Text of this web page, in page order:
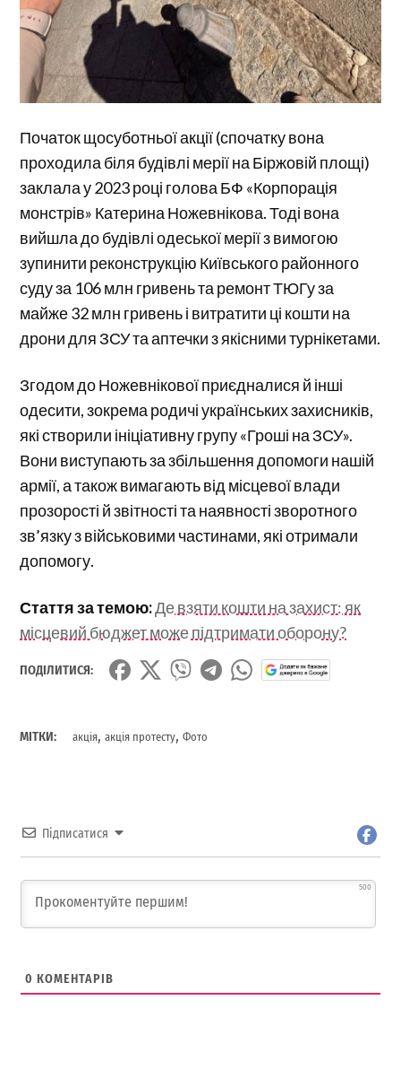
Початок щосуботньої акції (спочатку вона
проходила біля будівлі мерії на Біржовій площі)
заклала у 2023 році голова БФ «Корпорація
монстрів» Катерина Ножевнікова. Тоді вона
вийшла до будівлі одеської мерії з вимогою
зупинити реконструкцію Київського районного
суду за 106 млн гривень та ремонт ТЮГу за
майже 32 млн гривень і витратити ці кошти на
дрони для ЗСУ та аптечки з якісними турнікетами.
Згодом до Ножевнікової приєдналися й інші
одесити, зокрема родичі українських захисників,
які створили ініціативну групу «Гроші на ЗСУ».
Вони виступають за збільшення допомоги нашій
армії, а також вимагають від місцевої влади
прозорості й звітності та наявності зворотного
зв’язку з військовими частинами, які отримали
допомогу.
Стаття за темою:Де взяти кошти на захист: як
місцевий бюджет може підтримати оборону?
ПОДІЛИТИСЯ:
МІТКИ: акція,акція протесту,Фото
Підписатися
500
0 КОМЕНТАРІВ